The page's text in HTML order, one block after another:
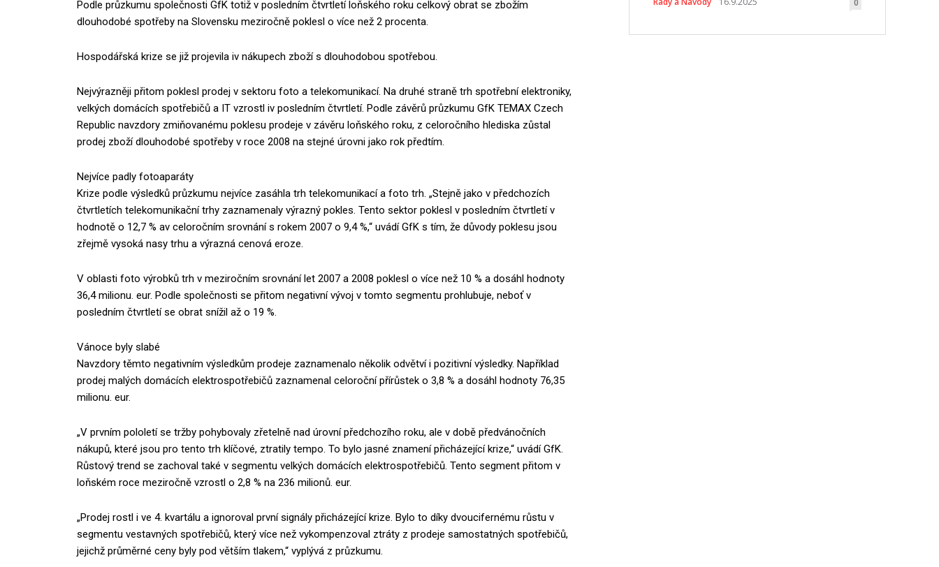
Podle průzkumu společnosti GfK totiž v posledním čtvrtletí loňského roku celkový obrat se zbožím
dlouhodobé spotřeby na Slovensku meziročně poklesl o více než 2 procenta.
Hospodářská krize se již projevila iv nákupech zboží s dlouhodobou spotřebou.
Nejvýrazněji přitom poklesl prodej v sektoru foto a telekomunikací. Na druhé straně trh spotřební elektroniky,
velkých domácích spotřebičů a IT vzrostl iv posledním čtvrtletí. Podle závěrů průzkumu GfK TEMAX Czech
Republic navzdory zmiňovanému poklesu prodeje v závěru loňského roku, z celoročního hlediska zůstal
prodej zboží dlouhodobé spotřeby v roce 2008 na stejné úrovni jako rok předtím.
Nejvíce padly fotoaparáty
Krize podle výsledků průzkumu nejvíce zasáhla trh telekomunikací a foto trh. „Stejně jako v předchozích
čtvrtletích telekomunikační trhy zaznamenaly výrazný pokles. Tento sektor poklesl v posledním čtvrtletí v
hodnotě o 12,7 % av celoročním srovnání s rokem 2007 o 9,4 %,“ uvádí GfK s tím, že důvody poklesu jsou
zřejmě vysoká nasy trhu a výrazná cenová eroze.
V oblasti foto výrobků trh v meziročním srovnání let 2007 a 2008 poklesl o více než 10 % a dosáhl hodnoty
36,4 milionu. eur. Podle společnosti se přitom negativní vývoj v tomto segmentu prohlubuje, neboť v
posledním čtvrtletí se obrat snížil až o 19 %.
Vánoce byly slabé
Navzdory těmto negativním výsledkům prodeje zaznamenalo několik odvětví i pozitivní výsledky. Například
prodej malých domácích elektrospotřebičů zaznamenal celoroční přírůstek o 3,8 % a dosáhl hodnoty 76,35
milionu. eur.
„V prvním pololetí se tržby pohybovaly zřetelně nad úrovní předchozího roku, ale v době předvánočních
nákupů, které jsou pro tento trh klíčové, ztratily tempo. To bylo jasné znamení přicházející krize,“ uvádí GfK.
Růstový trend se zachoval také v segmentu velkých domácích elektrospotřebičů. Tento segment přitom v
loňském roce meziročně vzrostl o 2,8 % na 236 milionů. eur.
„Prodej rostl i ve 4. kvartálu a ignoroval první signály přicházející krize. Bylo to díky dvoucifernému růstu v
segmentu vestavných spotřebičů, který více než vykompenzoval ztráty z prodeje samostatných spotřebičů,
jejichž průměrné ceny byly pod větším tlakem,“ vyplývá z průzkumu.
0